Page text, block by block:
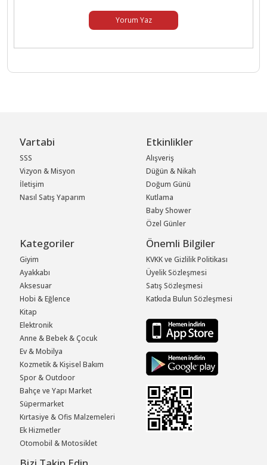
Yorum Yaz
Vartabi
SSS
Vizyon & Misyon
İletişim
Nasıl Satış Yaparım
Etkinlikler
Alışveriş
Düğün & Nikah
Doğum Günü
Kutlama
Baby Shower
Özel Günler
Kategoriler
Giyim
Ayakkabı
Aksesuar
Hobi & Eğlence
Kitap
Elektronik
Anne & Bebek & Çocuk
Ev & Mobilya
Kozmetik & Kişisel Bakım
Spor & Outdoor
Bahçe ve Yapı Market
Süpermarket
Kırtasiye & Ofis Malzemeleri
Ek Hizmetler
Otomobil & Motosiklet
Önemli Bilgiler
KVKK ve Gizlilik Politikası
Üyelik Sözleşmesi
Satış Sözleşmesi
Katkıda Bulun Sözleşmesi